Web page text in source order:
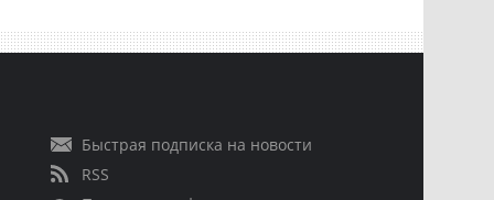
Быстрая подписка на новости
RSS